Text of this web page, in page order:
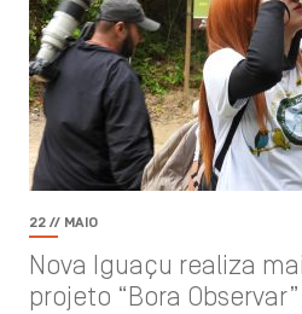
22 // MAIO
Nova Iguaçu realiza
projeto “Bora